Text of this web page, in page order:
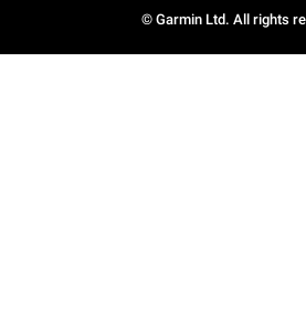
© Garmin Ltd. All rights